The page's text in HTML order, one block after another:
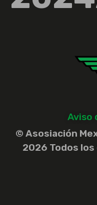
Aviso
© Asosiación
2026 Todos